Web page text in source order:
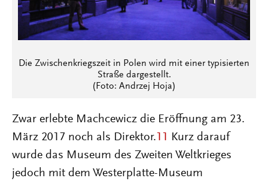
Die Zwischenkriegszeit in Polen wird mit einer typisierten
Straße dargestellt.
(Foto: Andrzej Hoja)
Zwar erlebte Machcewicz die Eröffnung am 23.
März 2017 noch als Direktor.11
Kurz darauf
wurde das Museum des Zweiten Weltkrieges
jedoch mit dem Westerplatte-Museum